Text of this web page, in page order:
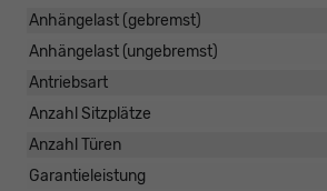
Anhängelast (gebremst)
Anhängelast (ungebremst)
Antriebsart
Anzahl Sitzplätze
Anzahl Türen
Garantieleistung